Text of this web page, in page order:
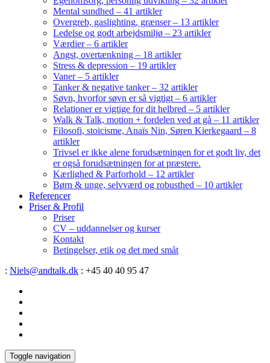
Mental sundhed – 41 artikler
Overgreb, gaslighting, grænser – 13 artikler
Ledelse og godt arbejdsmiljø – 23 artikler
Værdier – 6 artikler
Angst, overtænkning – 18 artikler
Stress & depression – 19 artikler
Vaner – 5 artikler
Tanker & negative tanker – 32 artikler
Søvn, hvorfor søvn er så vigtigt – 6 artikler
Relationer er vigtige for dit helbred – 5 artikler
Walk & Talk, motion + fordelen ved at gå – 11 artikler
Filosofi, stoicisme, Anaïs Nin, Søren Kierkegaard – 8
artikler
Trivsel er ikke alene forudsætningen for et godt liv, det
er også forudsætningen for at præstere.
Kærlighed & Parforhold – 12 artikler
Børn & unge, selvværd og robusthed – 10 artikler
Referencer
Priser & Profil
Priser
CV – uddannelser og kurser
Kontakt
Betingelser, etik og det med småt
: Niels@andtalk.dk : +45 40 40 95 47
Toggle navigation